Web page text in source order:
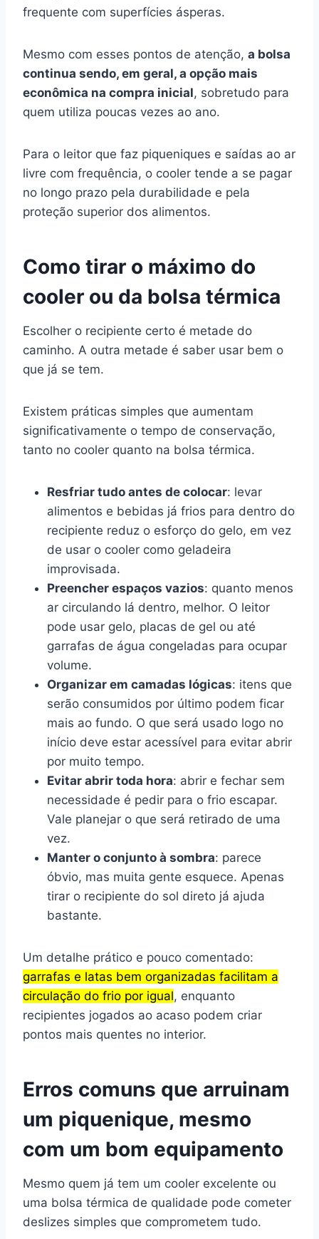
frequente com superfícies ásperas.
Mesmo com esses pontos de atenção, a bolsa
continua sendo, em geral, a opção mais
econômica na compra inicial, sobretudo para
quem utiliza poucas vezes ao ano.
Para o leitor que faz piqueniques e saídas ao ar
livre com frequência, o cooler tende a se pagar
no longo prazo pela durabilidade e pela
proteção superior dos alimentos.
Como tirar o máximo do
cooler ou da bolsa térmica
Escolher o recipiente certo é metade do
caminho. A outra metade é saber usar bem o
que já se tem.
Existem práticas simples que aumentam
significativamente o tempo de conservação,
tanto no cooler quanto na bolsa térmica.
Resfriar tudo antes de colocar: levar
alimentos e bebidas já frios para dentro do
recipiente reduz o esforço do gelo, em vez
de usar o cooler como geladeira
improvisada.
Preencher espaços vazios: quanto menos
ar circulando lá dentro, melhor. O leitor
pode usar gelo, placas de gel ou até
garrafas de água congeladas para ocupar
volume.
Organizar em camadas lógicas: itens que
serão consumidos por último podem ficar
mais ao fundo. O que será usado logo no
início deve estar acessível para evitar abrir
por muito tempo.
Evitar abrir toda hora: abrir e fechar sem
necessidade é pedir para o frio escapar.
Vale planejar o que será retirado de uma
vez.
Manter o conjunto à sombra: parece
óbvio, mas muita gente esquece. Apenas
tirar o recipiente do sol direto já ajuda
bastante.
Um detalhe prático e pouco comentado:
garrafas e latas bem organizadas facilitam a
circulação do frio por igual, enquanto
recipientes jogados ao acaso podem criar
pontos mais quentes no interior.
Erros comuns que arruinam
um piquenique, mesmo
com um bom equipamento
Mesmo quem já tem um cooler excelente ou
uma bolsa térmica de qualidade pode cometer
deslizes simples que comprometem tudo.